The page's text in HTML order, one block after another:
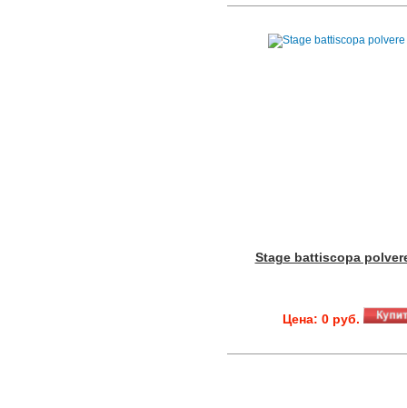
Stage battiscopa
Цена: 0 руб.